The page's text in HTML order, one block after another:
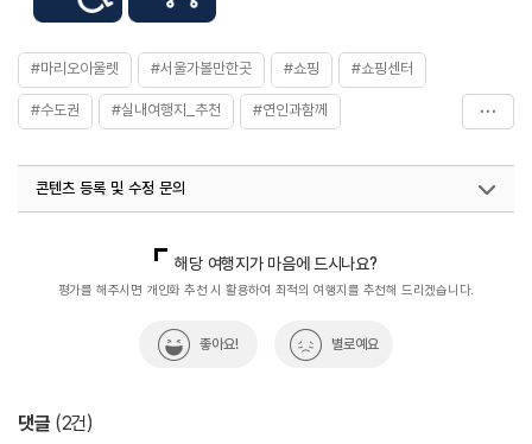
#마리오아울렛 #서울가볼만한곳 #쇼핑 #쇼핑센터
#수도권 #실내여행지_추천 #연인과함께
콘텐츠 등록 및 수정 문의
열린관광콘텐츠팀(열린관광-모두의여행)
033-738-3425
해당 여행지가 마음에 드시나요?
평가를 해주시면 개인화 추천 시 활용하여 최적의 여행지를 추천해 드리겠습니다.
좋아요! 별로예요
댓글 (2건)